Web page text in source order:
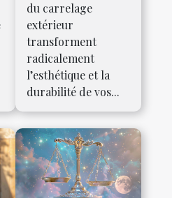
du carrelage
extérieur
transforment
radicalement
l’esthétique et la
durabilité de vos...